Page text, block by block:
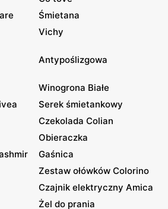
Śmietana
Vichy
Antypoślizgowa
Winogrona Białe
Serek śmietankowy
Czekolada Colian
Obieraczka
Gaśnica
Zestaw ołówków Colorino
Czajnik elektryczny Amica
Żel do prania